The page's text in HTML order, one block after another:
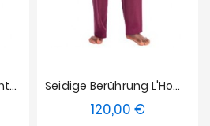
Chippendale Kinky Pants Tof Paris Seidige Berührung L'Homme Unsichtbare Hosen Bordeauxrot
120,00 €